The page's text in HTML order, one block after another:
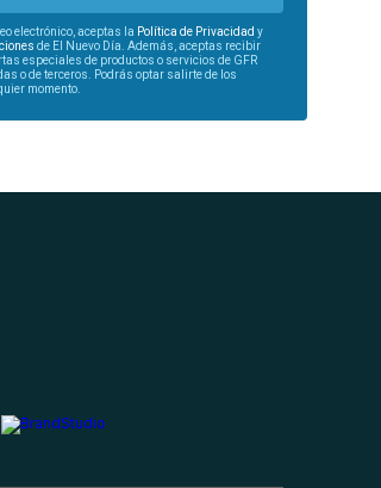
electrónico, aceptas la Política de Privacidad y
de El Nuevo Día. Además, aceptas recibir
especiales de productos o servicios de GFR
o de terceros. Podrás optar salirte de los
momento.